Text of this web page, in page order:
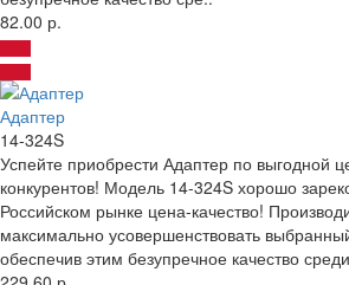
82.00 р.
Адаптер
14-324S
Успейте приобрести Адаптер по выгодной
конкурентов! Модель 14-324S хорошо
Российском рынке цена-качество!
максимально усовершенствовать
обеспечив этим безупречное качество